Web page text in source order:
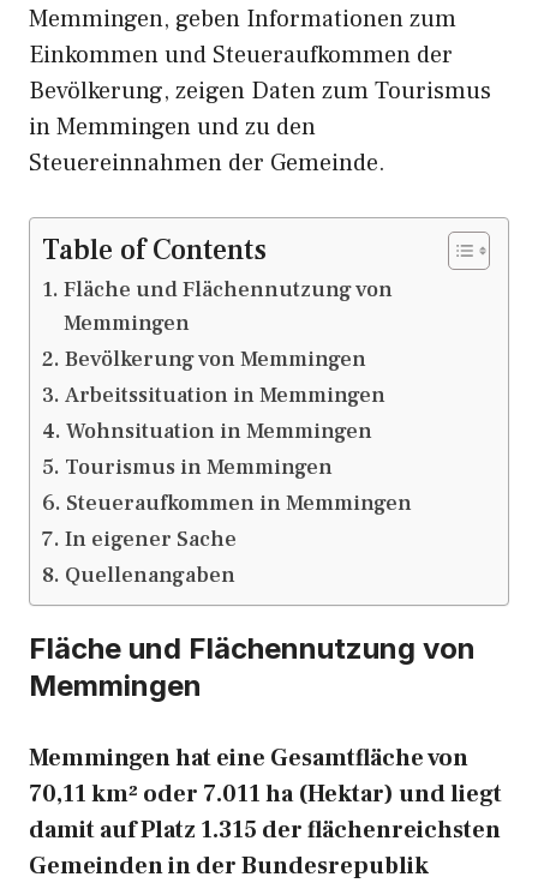
Memmingen, geben Informationen zum
Einkommen und Steueraufkommen der
Bevölkerung, zeigen Daten zum Tourismus
in Memmingen und zu den
Steuereinnahmen der Gemeinde.
Table of Contents
Fläche und Flächennutzung von
Memmingen
Bevölkerung von Memmingen
Arbeitssituation in Memmingen
Wohnsituation in Memmingen
Tourismus in Memmingen
Steueraufkommen in Memmingen
In eigener Sache
Quellenangaben
Fläche und Flächennutzung von
Memmingen
Memmingen hat eine Gesamtfläche von
70,11 km² oder 7.011 ha (Hektar) und liegt
damit auf Platz 1.315 der flächenreichsten
Gemeinden in der Bundesrepublik